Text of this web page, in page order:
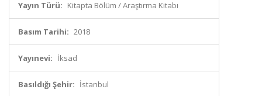
Yayın Türü: Kitapta Bölüm / Araştırma Kitabı
Basım Tarihi: 2018
Yayınevi: İksad
Basıldığı Şehir: İstanbul